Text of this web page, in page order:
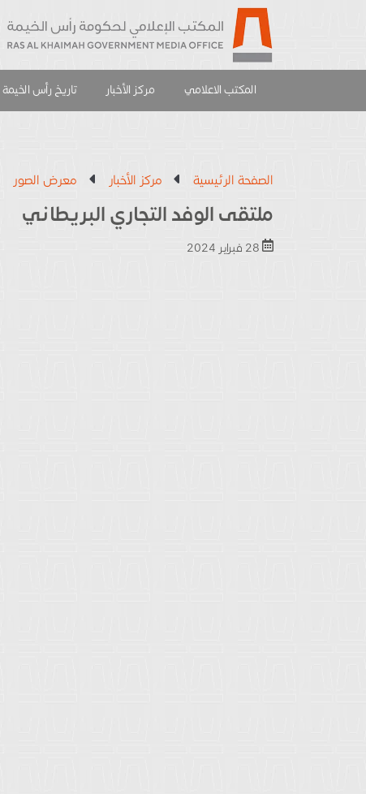
المكتب الاعلامي مركز الأخبار تاريخ رأس الخيمة
الصفحة الرئيسية مركز الأخبار معرض الصور
ملتقى الوفد التجاري البريطاني